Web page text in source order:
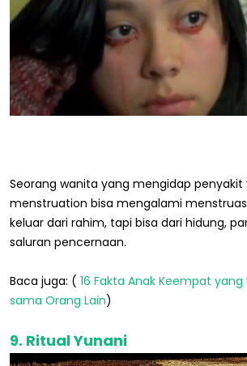
Seorang wanita yang mengidap penyakit
menstruation bisa mengalami
keluar dari rahim, tapi bisa dari hidung,
saluran pencernaan.
Baca juga: ( 16 Fakta Anak Keempat
sama Orang Lain)
9. Ritual Yunani